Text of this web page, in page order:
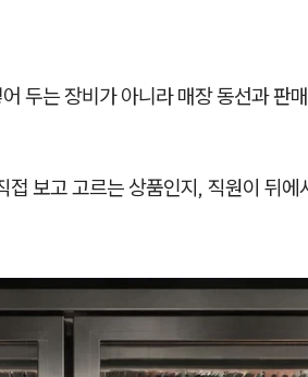
두는 장비가 아니라 매장 동선과 판
보고 고르는 상품인지, 직원이 뒤에